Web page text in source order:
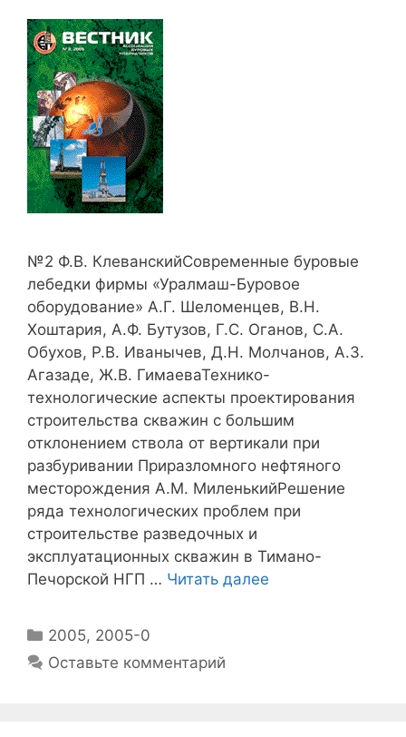
№2 Ф.В. КлеванскийСовременные буровые
лебедки фирмы «Уралмаш-Буровое
оборудование» А.Г. Шеломенцев, В.Н.
Хоштария, А.Ф. Бутузов, Г.С. Оганов, С.А.
Обухов, Р.В. Иванычев, Д.Н. Молчанов, А.З.
Агазаде, Ж.В. ГимаеваТехнико-
технологические аспекты проектирования
строительства скважин с большим
отклонением ствола от вертикали при
разбуривании Приразломного нефтяного
месторождения А.М. МиленькийРешение
ряда технологических проблем при
строительстве разведочных и
эксплуатационных скважин в Тимано-
Печорской НГП … Читать далее
2005, 2005-0
Оставьте комментарий